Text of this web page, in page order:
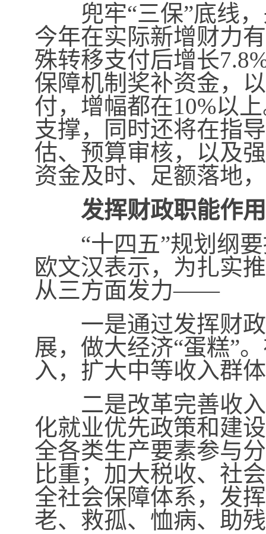
兜牢“三保”底线，
今年在实际新增财力
殊转移支付后增长
保障机制奖补资金，
付，增幅都在10%以
支撑，同时还将在指
估、预算审核，以及
资金及时、足额落地
发挥财政职能作
“十四五”规划纲要
欧文汉表示，为扎实
从三方面发力——
一是通过发挥财政
展，做大经济“蛋糕”
入，扩大中等收入群
二是改革完善收入
化就业优先政策和建
全各类生产要素参与
比重；加大税收、社
全社会保障体系，发
老、救孤、恤病、助